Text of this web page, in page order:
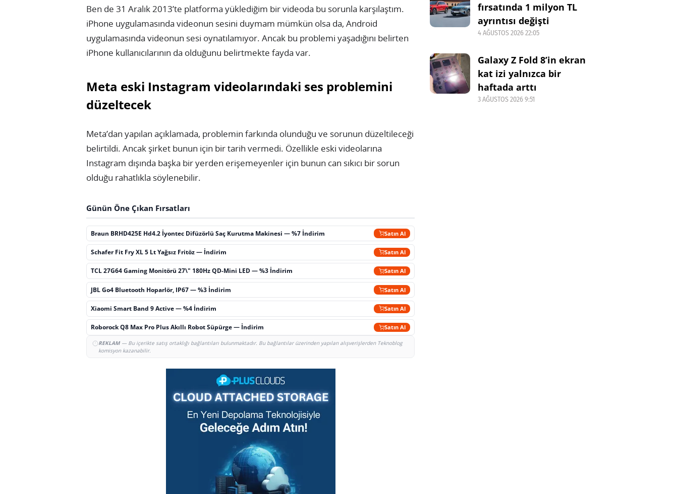
Ben de 31 Aralık 2013’te platforma yüklediğim bir videoda bu sorunla karşılaştım.
iPhone uygulamasında videonun sesini duymam mümkün olsa da, Android
uygulamasında videonun sesi oynatılamıyor. Ancak bu problemi yaşadığını belirten
iPhone kullanıcılarının da olduğunu belirtmekte fayda var.
Meta eski Instagram videolarındaki ses problemini
düzeltecek
Meta’dan yapılan açıklamada, problemin farkında olunduğu ve sorunun düzeltileceği
belirtildi. Ancak şirket bunun için bir tarih vermedi. Özellikle eski videolarına
Instagram dışında başka bir yerden erişemeyenler için bunun can sıkıcı bir sorun
olduğu rahatlıkla söylenebilir.
Günün Öne Çıkan Fırsatları
Braun BRHD425E Hd4.2 İyontec Difüzörlü Saç Kurutma Makinesi — %7 İndirim Satın Al
Schafer Fit Fry XL 5 Lt Yağsız Fritöz — İndirim Satın Al
TCL 27G64 Gaming Monitörü 27\" 180Hz QD-Mini LED — %3 İndirim Satın Al
JBL Go4 Bluetooth Hoparlör, IP67 — %3 İndirim Satın Al
Xiaomi Smart Band 9 Active — %4 İndirim Satın Al
Roborock Q8 Max Pro Plus Akıllı Robot Süpürge — İndirim Satın Al
REKLAM— Bu içerikte satış ortaklığı bağlantıları bulunmaktadır. Bu bağlantılar üzerinden yapılan alışverişlerden Teknoblog
komisyon kazanabilir.
fırsatında 1 milyon TL
ayrıntısı değişti
4 AĞUSTOS 2026 22:05
Galaxy Z Fold 8’in ekran
kat izi yalnızca bir
haftada arttı
3 AĞUSTOS 2026 9:51